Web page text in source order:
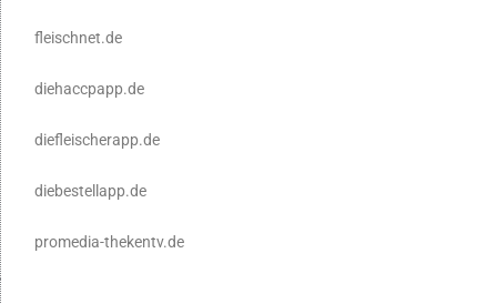
fleischnet.de
diehaccpapp.de
diefleischerapp.de
diebestellapp.de
promedia-thekentv.de